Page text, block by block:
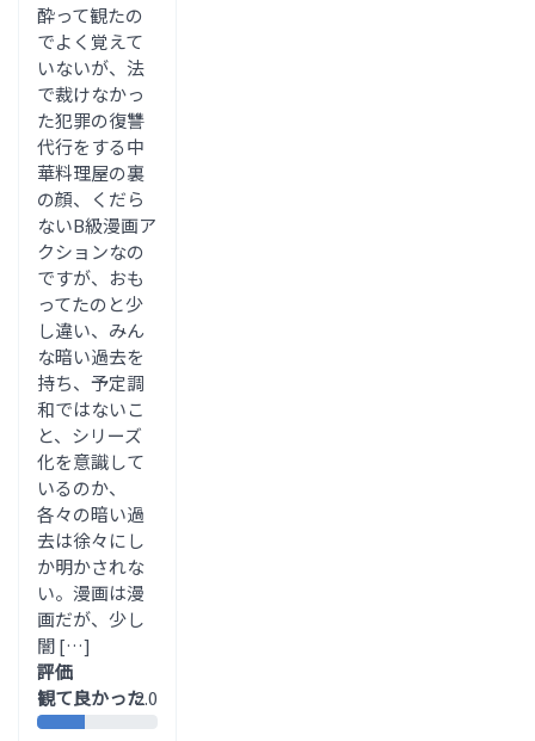
酔って観たの
でよく覚えて
いないが、法
で裁けなかっ
た犯罪の復讐
代行をする中
華料理屋の裏
の顔、くだら
ないB級漫画ア
クションなの
ですが、おも
ってたのと少
し違い、みん
な暗い過去を
持ち、予定調
和ではないこ
と、シリーズ
化を意識して
いるのか、
各々の暗い過
去は徐々にし
か明かされな
い。漫画は漫
画だが、少し
闇 […]
評価
観て良かった2.0